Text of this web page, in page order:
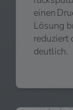
einen
Lösung
reduziert
deutlich.